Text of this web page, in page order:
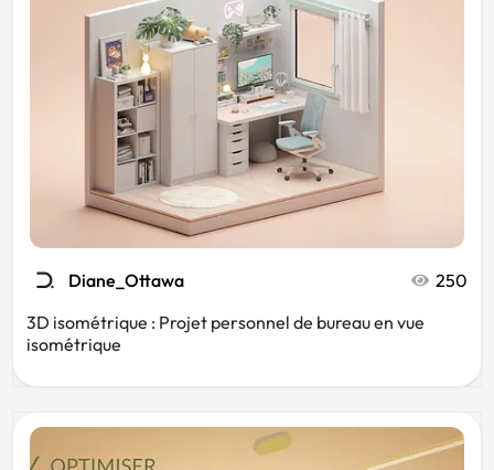
Événementiel Mode
Sport
Musée
Communication
Diane_Ottawa
250
3D isométrique : Projet personnel de bureau en vue
isométrique